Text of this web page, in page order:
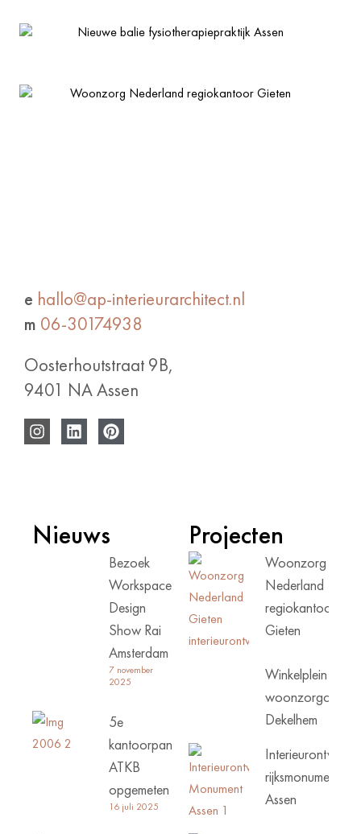
Nieuwe balie fysiotherapiepraktijk Assen
Woonzorg Nederland regiokantoor Gieten
e hallo@ap-interieurarchitect.nl
m 06-30174938
Oosterhoutstraat 9B,
9401 NA Assen
Nieuws
Bezoek
Workspace
Design
Show Rai
Amsterdam
7 november
2025
5e
kantoorpand
ATKB
opgemeten
16 juli 2025
Projecten
Woonzorg
Nederland
regiokantoor
Gieten
Winkelplein
Dekelhem
Interieurontwerp
rijksmonument
Assen